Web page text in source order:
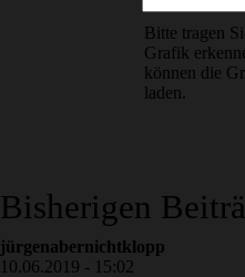
Bitte tragen
Grafik
können die
laden.
Bisherigen
jürgenabernichtklopp
10.06.2019 - 15:02